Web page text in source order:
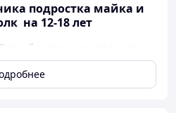
подростка майка и
на 12-18 лет
костюм для подростка
18 лет | Подростковый
от интернет-магазина
цене. Быстрая доставка